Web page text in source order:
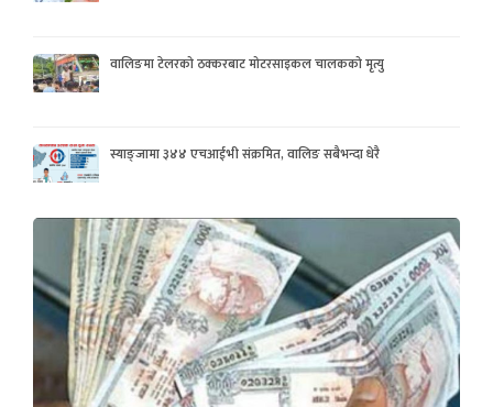
वालिङमा टेलरको ठक्करबाट मोटरसाइकल चालकको मृत्यु
स्याङ्जामा ३४४ एचआईभी संक्रमित, वालिङ सबैभन्दा धेरै